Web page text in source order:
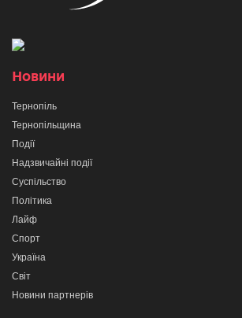
Новини
Тернопіль
Тернопільщина
Події
Надзвичайні події
Суспільство
Політика
Лайф
Спорт
Україна
Світ
Новини партнерів